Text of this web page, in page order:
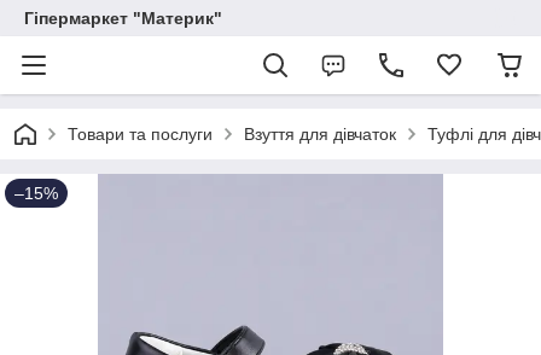
Гіпермаркет "Материк"
Товари та послуги Взуття для дівчаток Туфлі для
–15%